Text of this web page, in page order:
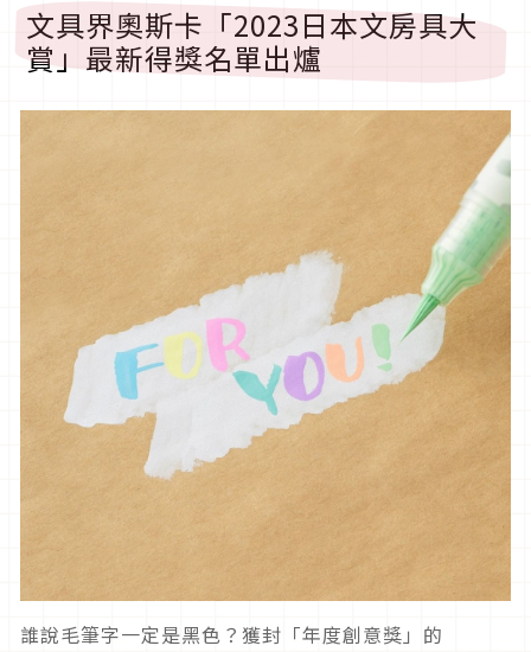
文具界奧斯卡「2023日本文房具大
賞」最新得獎名單出爐
誰說毛筆字一定是黑色？獲封「年度創意獎」的